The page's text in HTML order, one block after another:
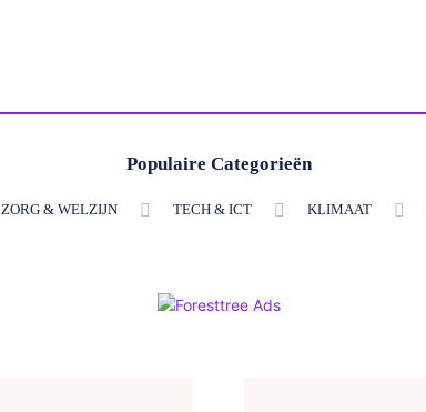
Populaire Categorieën
ZORG & WELZIJN TECH & ICT KLIMAAT